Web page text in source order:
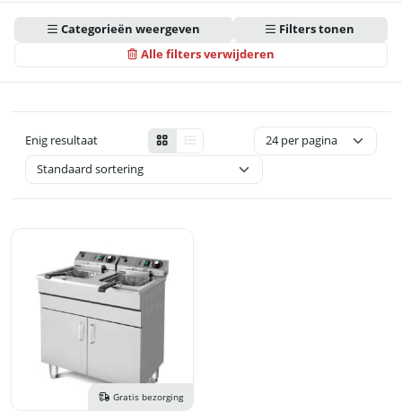
Categorieën weergeven
Alle filters verwijderen
Filters tonen
Enig resultaat
Gratis bezorging